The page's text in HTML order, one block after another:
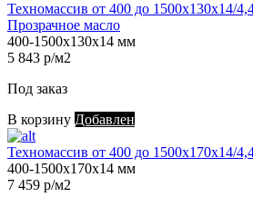
Техномассив от 400 до 1500х130х14/
Прозрачное масло
400-1500х130х14 мм
5 843 р/м2
Под заказ
В корзину Добавлен
Техномассив от 400 до 1500х170х14/
400-1500х170х14 мм
7 459 р/м2